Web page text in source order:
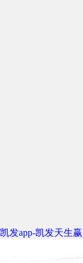
凯发app-凯发天生